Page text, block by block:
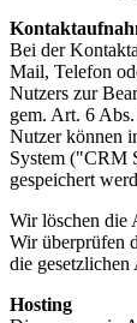
Bei der
Mail, Telefon
Nutzers zur
gem. Art. 6
Nutzer können
System ("CRM
gespeichert
Wir löschen die
Wir überprüfen
die
Hosting